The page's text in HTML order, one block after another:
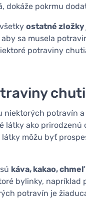
dokáže pokrmu
ostatné zložky
sa musela
potraviny
niektorých potravín
látky ako
môžu byť
káva, kakao,
bylinky, napríklad
potravín je